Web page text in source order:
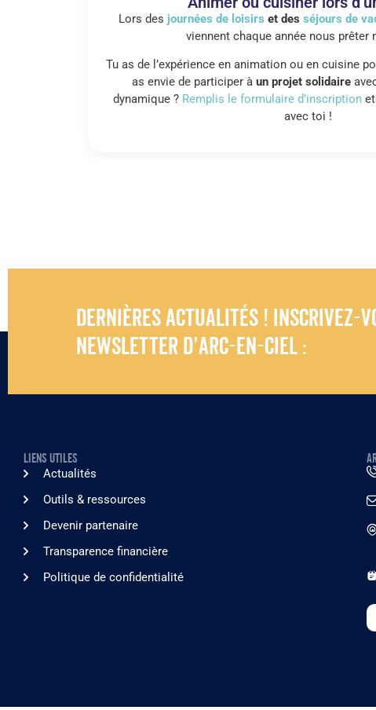
Lors des journées de loisirs et des séjours de
viennent chaque année nous prêter
Tu as de l’expérience en animation ou en cuisine
as envie de participer à un projet solidaire
dynamique ? Remplis le formulaire d’inscriptionet
avec toi !
Dernières actualités ! Inscrivez-
newsletter d’Arc-en-Ciel :
LIENS UTILES
Actualités
Outils & ressources
Devenir partenaire
Transparence financière
Politique de confidentialité